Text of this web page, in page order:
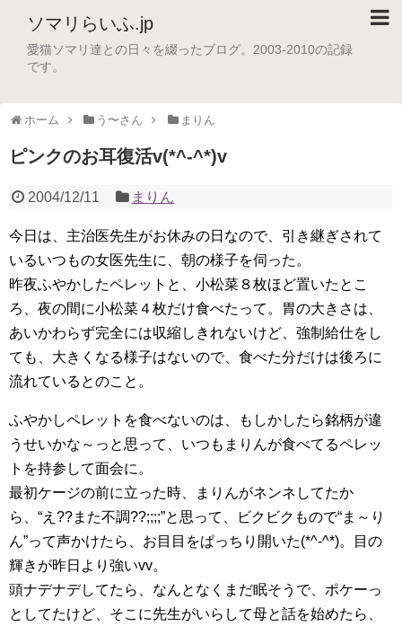
ソマリらいふ.jp
愛猫ソマリ達との日々を綴ったブログ。2003-2010の記録
です。
ホーム う〜さん まりん
ピンクのお耳復活v(*^-^*)v
2004/12/11 まりん
今日は、主治医先生がお休みの日なので、引き継ぎされて
いるいつもの女医先生に、朝の様子を伺った。
昨夜ふやかしたペレットと、小松菜８枚ほど置いたとこ
ろ、夜の間に小松菜４枚だけ食べたって。胃の大きさは、
あいかわらず完全には収縮しきれないけど、強制給仕をし
ても、大きくなる様子はないので、食べた分だけは後ろに
流れているとのこと。
ふやかしペレットを食べないのは、もしかしたら銘柄が違
うせいかな～っと思って、いつもまりんが食べてるペレッ
トを持参して面会に。
最初ケージの前に立った時、まりんがネンネしてたか
ら、“え??また不調??;;;;”と思って、ビクビクもので“ま～り
ん”って声かけたら、お目目をぱっちり開いた(*^-^*)。目の
輝きが昨日より強いvv。
頭ナデナデしてたら、なんとなくまだ眠そうで、ポケーっ
としてたけど、そこに先生がいらして母と話を始めたら、